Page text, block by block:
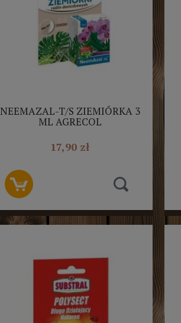
NEEMAZAL-T/S ZIEMIÓRKA 3
ML AGRECOL
17,90 zł